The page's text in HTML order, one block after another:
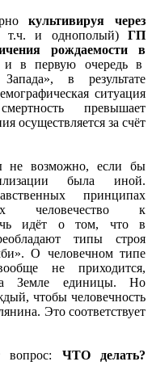
культивируя через
т.ч. и однополый)ГП
рождаемости в
в первую очередь в
в результате
ситуация
превышает
осуществляется за счёт
не возможно, если бы
была иной.
принципах
человечество к
идёт о том, что в
типы строя
О человечном типе
не приходится,
Земле единицы. Но
чтобы человечность
Это соответствует
вопрос: ЧТО делать?